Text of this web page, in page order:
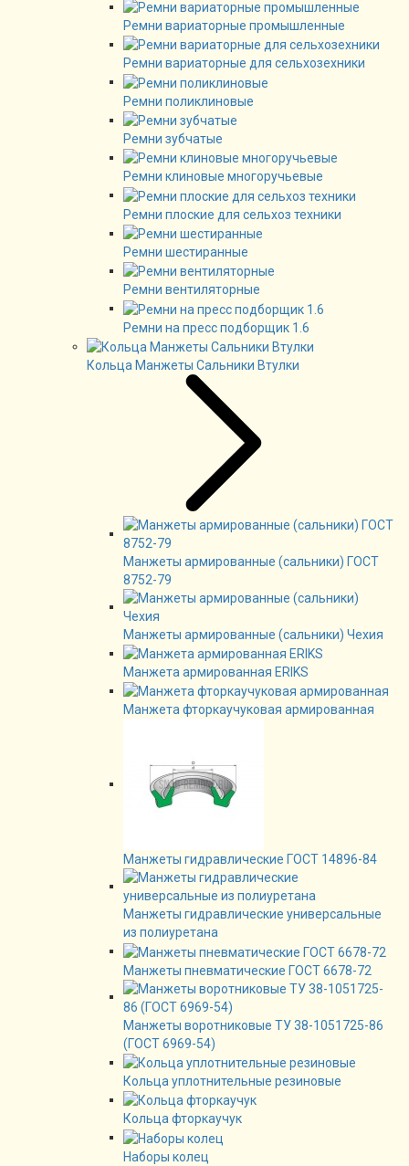
Ремни вариаторные промышленные
Ремни вариаторные для сельхозехники
Ремни поликлиновые
Ремни зубчатые
Ремни клиновые многоручьевые
Ремни плоские для сельхоз техники
Ремни шестиранные
Ремни вентиляторные
Ремни на пресс подборщик 1.6
Кольца Манжеты Сальники Втулки
Манжеты армированные (сальники) ГОСТ
8752-79
Манжеты армированные (сальники) Чехия
Манжета армированная ERIKS
Манжета фторкаучуковая армированная
Манжеты гидравлические ГОСТ 14896-84
Манжеты гидравлические универсальные
из полиуретана
Манжеты пневматические ГОСТ 6678-72
Манжеты воротниковые ТУ 38-1051725-86
(ГОСТ 6969-54)
Кольца уплотнительные резиновые
Кольца фторкаучук
Наборы колец